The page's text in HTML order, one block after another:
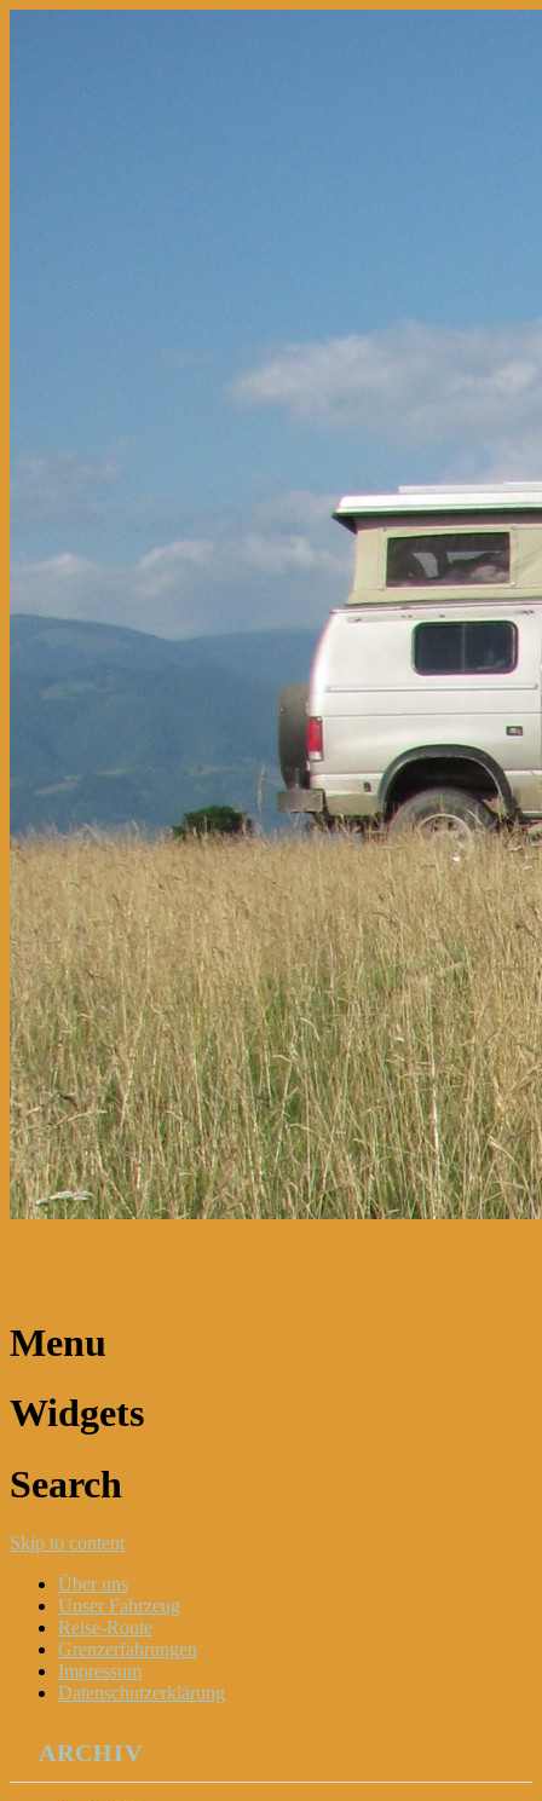
Menu
Widgets
Search
Skip to content
Über uns
Unser Fahrzeug
Reise-Route
Grenzerfahrungen
Impressum
Datenschutzerklärung
ARCHIV